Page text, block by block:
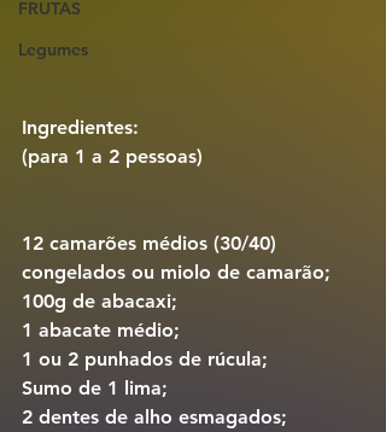
FRUTAS
Legumes
Ingredientes:
(para 1 a 2 pessoas)
12 camarões médios (30/40)
congelados ou miolo de camarão;
100g de abacaxi;
1 abacate médio;
1 ou 2 punhados de rúcula;
Sumo de 1 lima;
2 dentes de alho esmagados;